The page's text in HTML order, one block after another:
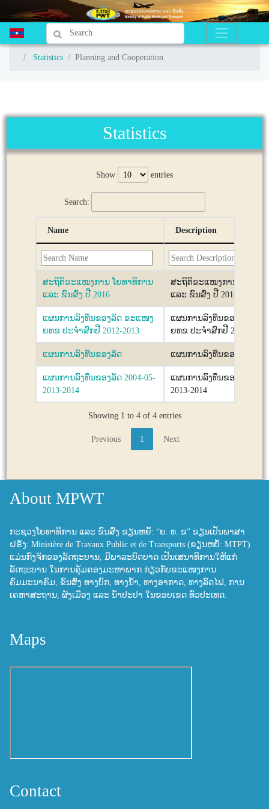
Statistics Planning and Cooperation
Statistics Planning and Cooperation
Statistics
Show entries
Search:
Name Description
ສະຖິຕິຂະແໜງການ ໂຍທາທິການ
ແລະ ຂົນສົ່ງ ປີ 2016
ສະຖິຕິຂະແໜງການ ໂຍທາທິ
ແລະ ຂົນສົ່ງ ປີ 2016
ແຜນການລົງທຶນຂອງລັດ ຂະແໜງ
ຍທຂ ປະຈຳສົກປີ 2012-2013
ແຜນການລົງທຶນຂອງລັດ ຂະ
ຍທຂ ປະຈຳສົກປີ 2012-2013
ແຜນການລົງທືນຂອງລັດ ແຜນການລົງທືນຂອງລັດ
ແຜນ​ການ​ລົ​ງ​ທຶນ​ຂອງ​ລັດ 2004-05-
2013-2014
ແຜນ​ການ​ລົ​ງ​ທຶນ​ຂອງ​ລັດ
2013-2014
Showing 1 to 4 of 4 entries
Previous 1 Next
About MPWT
ກະຊວງໂຍທາທິການ ແລະ ຂົນສົ່ງ ຂຽນຫຍໍ້: “ຍ. ທ. ຂ” ຂຽນເປັນພາສາ
ຝຣັ່ງ: Ministère de Travaux Public et de Transports (ຂຽນຫຍໍ້: MTPT)
ແມ່ນກົງຈັກຂອງລັດຖະບານ, ມີພາລະບົດບາດ ເປັນເສນາທິການໃຫ້ແກ່
ລັດຖະບານ ໃນການຄຸ້ມຄອງມະຫາພາກ ກ່ຽວກັບຂະແໜງການ
ຄົມມະນາຄົມ, ຂົນສົ່ງ ທາງບົກ, ທາງນ້ຳ, ທາງອາກາດ, ທາງລົດໄຟ, ການ
ເຄຫາສະຖານ, ຜັງເມືອງ ແລະ ນ້ຳປະປາ ໃນຂອບເຂດ ທົ່ວປະເທດ.
Maps
Contact